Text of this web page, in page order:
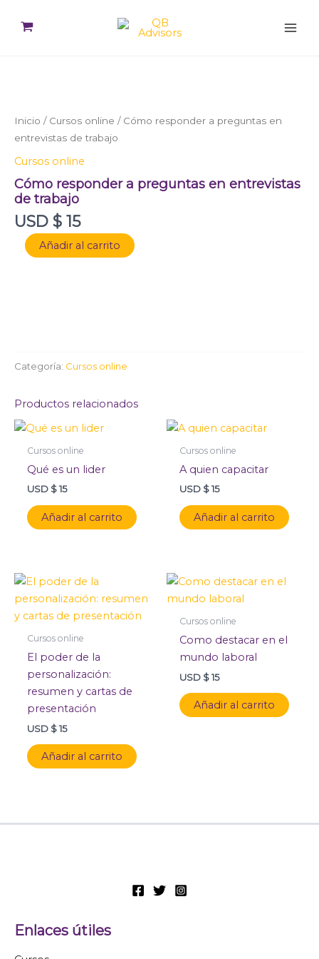
Inicio / Cursos online / Cómo responder a preguntas en
entrevistas de trabajo
Cursos online
Cómo responder a preguntas en entrevistas
de trabajo
USD $ 15
en
entrevistas
trabajo
cantidad
Añadir al carrito
Categoría: Cursos online
Productos relacionados
Cursos online
Qué es un lider
USD $15
Añadir al carrito
Cursos online
A quien capacitar
USD $15
Añadir al carrito
Cursos online
El poder de la
personalización:
resumen y cartas de
presentación
USD $15
Añadir al carrito
Cursos online
Como destacar en el
mundo laboral
USD $15
Añadir al carrito
Enlaces útiles